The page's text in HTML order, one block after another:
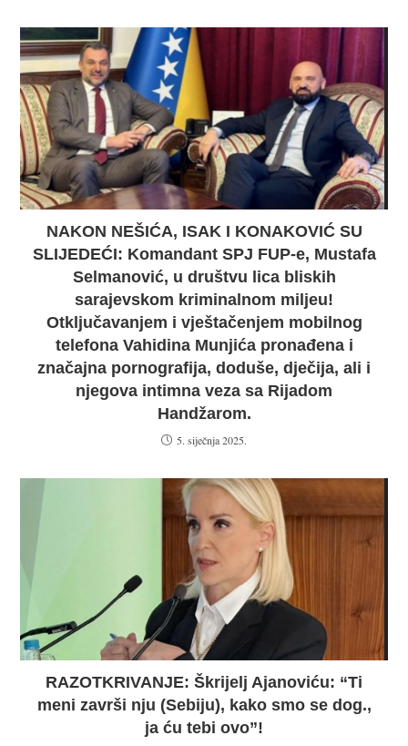
NAKON NEŠIĆA, ISAK I KONAKOVIĆ SU
SLIJEDEĆI: Komandant SPJ FUP-e, Mustafa
Selmanović, u društvu lica bliskih
sarajevskom kriminalnom miljeu!
Otključavanjem i vještačenjem mobilnog
telefona Vahidina Munjića pronađena i
značajna pornografija, doduše, dječija, ali i
njegova intimna veza sa Rijadom
Handžarom.
5. siječnja 2025.
RAZOTKRIVANJE: Škrijelj Ajanoviću: “Ti
meni završi nju (Sebiju), kako smo se dog.,
ja ću tebi ovo”!